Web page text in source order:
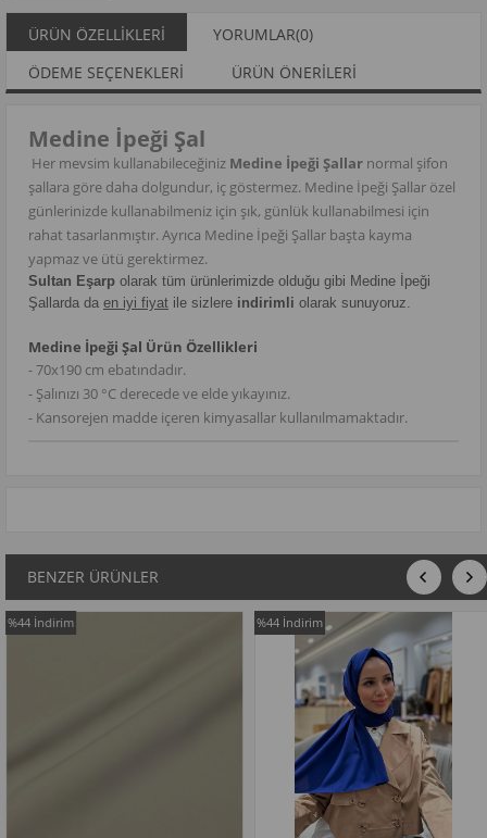
ÜRÜN ÖZELLIKLERI YORUMLAR(0)
ÖDEME SEÇENEKLERI
ÜRÜN ÖNERILERI
Medine İpeği Şal
Her mevsim kullanabileceğiniz Medine İpeği Şallar normal şifon
şallara göre daha dolgundur, iç göstermez. Medine İpeği Şallar özel
günlerinizde kullanabilmeniz için şık, günlük kullanabilmesi için
rahat tasarlanmıştır. Ayrıca Medine İpeği Şallar başta kayma
yapmaz ve ütü gerektirmez.
Sultan Eşarp olarak tüm ürünlerimizde olduğu gibi Medine İpeği
Şallarda da en iyi fiyat ile sizlere indirimli olarak sunuyoruz.
Medine İpeği Şal Ürün Özellikleri
- 70x190 cm ebatındadır.
- Şalınızı 30 °C derecede ve elde yıkayınız.
- Kansorejen madde içeren kimyasallar kullanılmamaktadır.
BENZER ÜRÜNLER
İndirim